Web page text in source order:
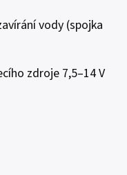
vody (spojka
zdroje 7,5–14 V